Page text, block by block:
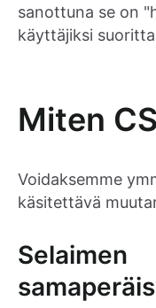
sanottuna se on
käyttäjiksi
Miten
Voidaksemme
käsitettävä
Selaimen